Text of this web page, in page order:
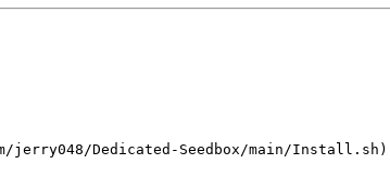
jerry048/Dedicated-Seedbox/main/Install.sh )